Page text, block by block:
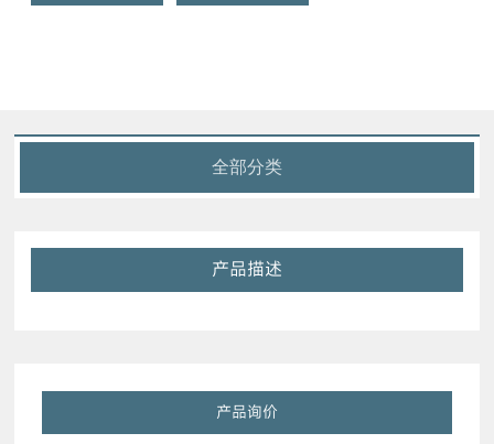
全部分类
产品描述
产品询价